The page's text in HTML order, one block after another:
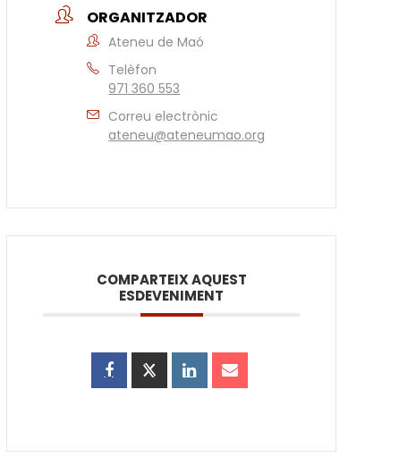
ORGANITZADOR
Ateneu de Maó
Telèfon
971 360 553
Correu electrònic
ateneu@ateneumao.org
COMPARTEIX AQUEST
ESDEVENIMENT